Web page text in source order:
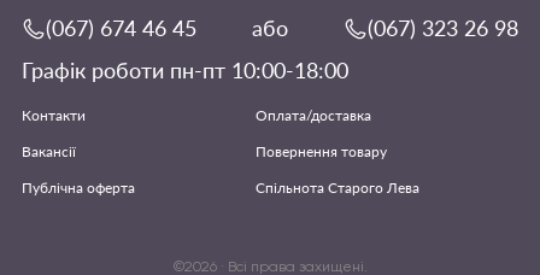
(067) 674 46 45
або
(067) 323 26 98
Графік роботи пн-пт 10:00-18:00
Контакти
Оплата/доставка
Вакансії
Повернення товару
Публічна оферта
Спільнота Старого Лева
©2026· Всі права захищені.